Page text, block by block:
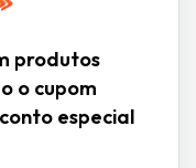
produtos
o cupom
especial